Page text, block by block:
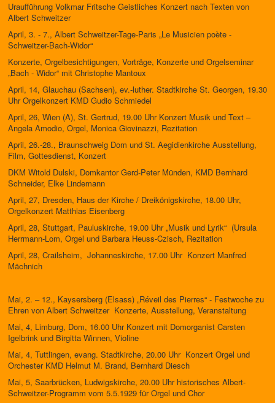
Uraufführung Volkmar Fritsche Geistliches Konzert nach Texten von
Albert Schweitzer
April, 3. - 7., Albert Schweitzer-Tage-Paris „Le Musicien poète -
Schweitzer-Bach-Widor“
Konzerte, Orgelbesichtigungen, Vorträge, Konzerte und Orgelseminar
„Bach - Widor“ mit Christophe Mantoux
April, 14, Glauchau (Sachsen), ev.-luther. Stadtkirche St. Georgen, 19.30
Uhr Orgelkonzert KMD Gudio Schmiedel
April, 26, Wien (A), St. Gertrud, 19.00 Uhr Konzert Musik und Text –
Angela Amodio, Orgel, Monica Giovinazzi, Rezitation
April, 26.-28., Braunschweig Dom und St. Aegidienkirche Ausstellung,
Film, Gottesdienst, Konzert
DKM Witold Dulski, Domkantor Gerd-Peter Münden, KMD Bernhard
Schneider, Elke Lindemann
April, 27, Dresden, Haus der Kirche / Dreikönigskirche, 18.00 Uhr,
Orgelkonzert Matthias Eisenberg
April, 28, Stuttgart, Pauluskirche, 19.00 Uhr „Musik und Lyrik“ (Ursula
Herrmann-Lom, Orgel und Barbara Heuss-Czisch, Rezitation
April, 28, Crailsheim, Johanneskirche, 17.00 Uhr Konzert Manfred
Mächnich
Mai, 2. – 12., Kaysersberg (Elsass) „Réveil des Pierres“ - Festwoche zu
Ehren von Albert Schweitzer Konzerte, Ausstellung, Veranstaltung
Mai, 4, Limburg, Dom, 16.00 Uhr Konzert mit Domorganist Carsten
Igelbrink und Birgitta Winnen, Violine
Mai, 4, Tuttlingen, evang. Stadtkirche, 20.00 Uhr Konzert Orgel und
Orchester KMD Helmut M. Brand, Bernhard Diesch
Mai, 5, Saarbrücken, Ludwigskirche, 20.00 Uhr historisches Albert-
Schweitzer-Programm vom 5.5.1929 für Orgel und Chor